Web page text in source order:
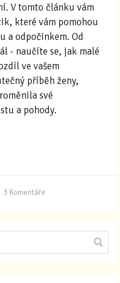
V tomto článku vám
které vám pomohou
a odpočinkem. Od
- naučíte se, jak malé
ve vašem
příběh ženy,
své
a pohody.
3 Komentáře